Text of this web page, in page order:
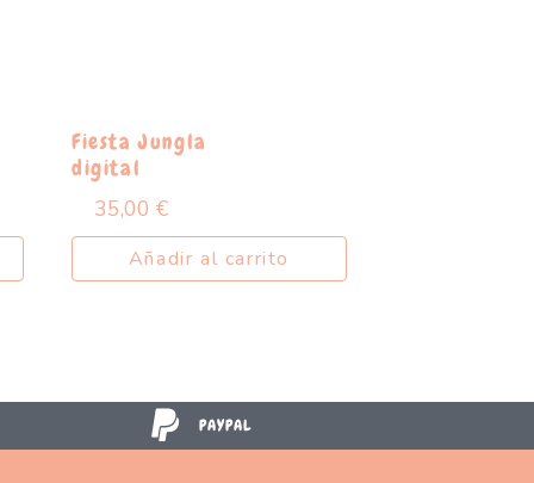
Fiesta Jungla
digital
35,00 €
Añadir al carrito
PAYPAL